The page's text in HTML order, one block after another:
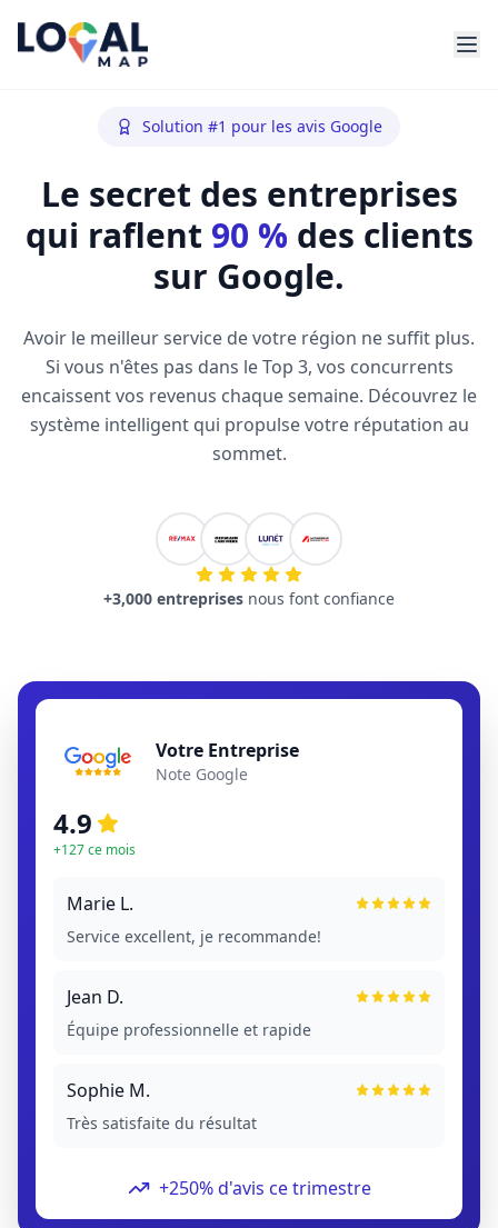
Solution #1 pour les avis Google
Le secret des entreprises
qui raflent 90 % des clients
sur Google.
Avoir le meilleur service de votre région ne suffit plus.
Si vous n'êtes pas dans le Top 3, vos concurrents
encaissent vos revenus chaque semaine. Découvrez le
système intelligent qui propulse votre réputation au
sommet.
+3,000 entreprises nous font confiance
Votre Entreprise
Note Google
4.9
+127 ce mois
Marie L.
Service excellent, je recommande!
Jean D.
Équipe professionnelle et rapide
Sophie M.
Très satisfaite du résultat
+250% d'avis ce trimestre